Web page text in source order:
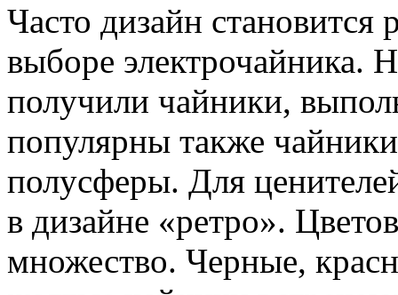
Часто дизайн
выборе электрочайника.
получили чайники,
популярны также
полусферы. Для
в дизайне «ретро».
множество. Черные,